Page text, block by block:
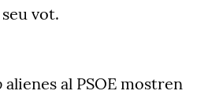
vot.
alienes al PSOE mostren